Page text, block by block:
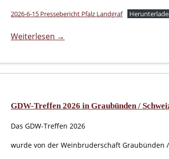
2026-6-15 Pressebericht Pfalz Landgraf
Weiterlesen →
GDW-Treffen 2026 in Graubünden /
Das GDW-Treffen 2026
wurde von der Weinbruderschaft Graubünden